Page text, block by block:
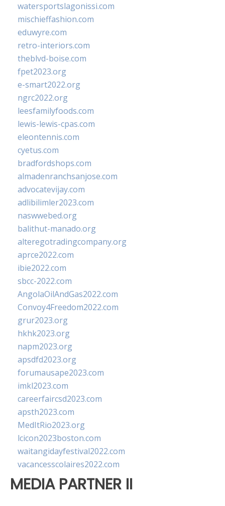
watersportslagonissi.com
mischieffashion.com
eduwyre.com
retro-interiors.com
theblvd-boise.com
fpet2023.org
e-smart2022.org
ngrc2022.org
leesfamilyfoods.com
lewis-lewis-cpas.com
eleontennis.com
cyetus.com
bradfordshops.com
almadenranchsanjose.com
advocatevijay.com
adlibilimler2023.com
naswwebed.org
balithut-manado.org
alteregotradingcompany.org
aprce2022.com
ibie2022.com
sbcc-2022.com
AngolaOilAndGas2022.com
Convoy4Freedom2022.com
grur2023.org
hkhk2023.org
napm2023.org
apsdfd2023.org
forumausape2023.com
imkl2023.com
careerfaircsd2023.com
apsth2023.com
MedItRio2023.org
lcicon2023boston.com
waitangidayfestival2022.com
vacancesscolaires2022.com
MEDIA PARTNER II